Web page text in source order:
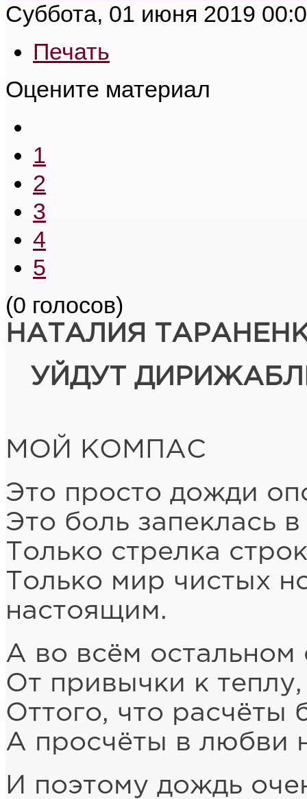
Суббота, 01 июня 2019
Печать
Оцените материал
1
2
3
4
5
(0 голосов)
НАТАЛИЯ
УЙДУТ
МОЙ КОМПАС
Это просто дожди
Это боль запеклась
Только стрелка
Только мир чистых
настоящим.
А во всём остальном
От привычки к
Оттого, что расчёты
А просчёты в любви
И поэтому дождь